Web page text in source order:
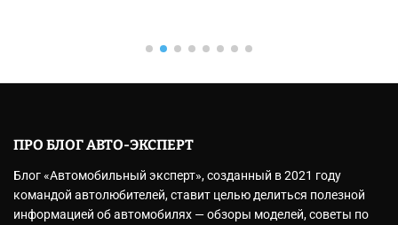
ПРО БЛОГ АВТО-ЭКСПЕРТ
Блог «Автомобильный эксперт», созданный в 2021 году
командой автолюбителей, ставит целью делиться полезной
информацией об автомобилях — обзоры моделей, советы по